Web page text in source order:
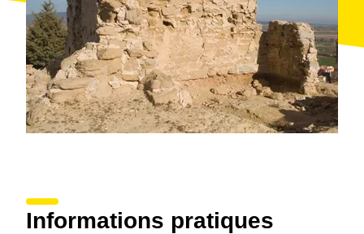
Informations pratiques